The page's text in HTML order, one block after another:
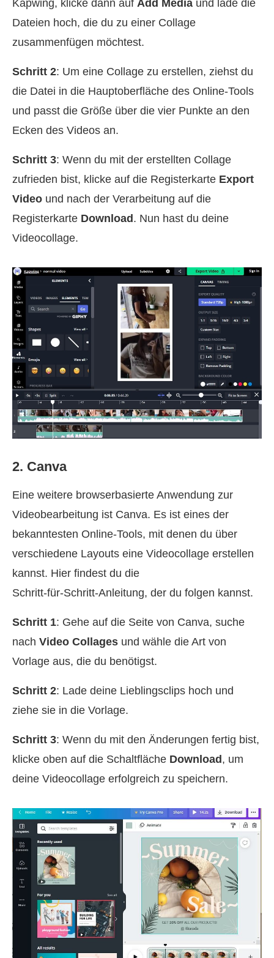
Kapwing, klicke dann auf Add Media und lade die
Dateien hoch, die du zu einer Collage
zusammenfügen möchtest.
Schritt 2: Um eine Collage zu erstellen, ziehst du
die Datei in die Hauptoberfläche des Online‑Tools
und passt die Größe über die vier Punkte an den
Ecken des Videos an.
Schritt 3: Wenn du mit der erstellten Collage
zufrieden bist, klicke auf die Registerkarte Export
Video und nach der Verarbeitung auf die
Registerkarte Download . Nun hast du deine
Videocollage.
2. Canva
Eine weitere browserbasierte Anwendung zur
Videobearbeitung ist Canva. Es ist eines der
bekanntesten Online‑Tools, mit denen du über
verschiedene Layouts eine Videocollage erstellen
kannst. Hier findest du die
Schritt‑für‑Schritt‑Anleitung, der du folgen kannst.
Schritt 1: Gehe auf die Seite von Canva, suche
nach Video Collages und wähle die Art von
Vorlage aus, die du benötigst.
Schritt 2: Lade deine Lieblingsclips hoch und
ziehe sie in die Vorlage.
Schritt 3: Wenn du mit den Änderungen fertig bist,
klicke oben auf die Schaltfläche Download, um
deine Videocollage erfolgreich zu speichern.